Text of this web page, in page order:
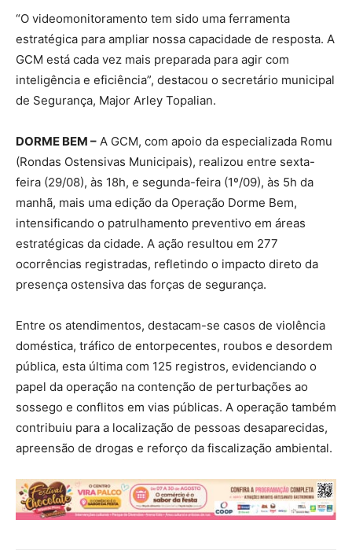
“O videomonitoramento tem sido uma ferramenta
estratégica para ampliar nossa capacidade de resposta. A
GCM está cada vez mais preparada para agir com
inteligência e eficiência”, destacou o secretário municipal
de Segurança, Major Arley Topalian.
DORME BEM – A GCM, com apoio da especializada Romu
(Rondas Ostensivas Municipais), realizou entre sexta-
feira (29/08), às 18h, e segunda-feira (1º/09), às 5h da
manhã, mais uma edição da Operação Dorme Bem,
intensificando o patrulhamento preventivo em áreas
estratégicas da cidade. A ação resultou em 277
ocorrências registradas, refletindo o impacto direto da
presença ostensiva das forças de segurança.
Entre os atendimentos, destacam-se casos de violência
doméstica, tráfico de entorpecentes, roubos e desordem
pública, esta última com 125 registros, evidenciando o
papel da operação na contenção de perturbações ao
sossego e conflitos em vias públicas. A operação também
contribuiu para a localização de pessoas desaparecidas,
apreensão de drogas e reforço da fiscalização ambiental.